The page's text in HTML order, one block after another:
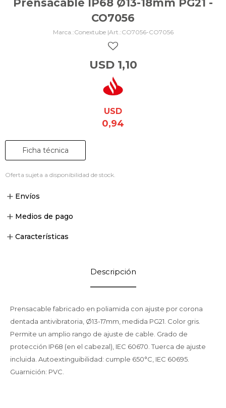
Prensacable IP68 Ø13-18mm PG21 -
CO7056
Conextube | CO7056-CO7056
USD 1,10
USD
0,94
Ficha técnica
Oferta sujeta a disponibilidad de stock.
Envíos
Medios de pago
Características
Descripción
Prensacable fabricado en poliamida con ajuste por corona
dentada antivibratoria, Ø13-17mm, medida PG21. Color gris.
Permite un amplio rango de ajuste de cable. Grado de
protección IP68 (en el cabezal), IEC 60670. Tuerca de ajuste
incluida. Autoextinguibilidad: cumple 650°C, IEC 60695.
Guarnición: PVC.